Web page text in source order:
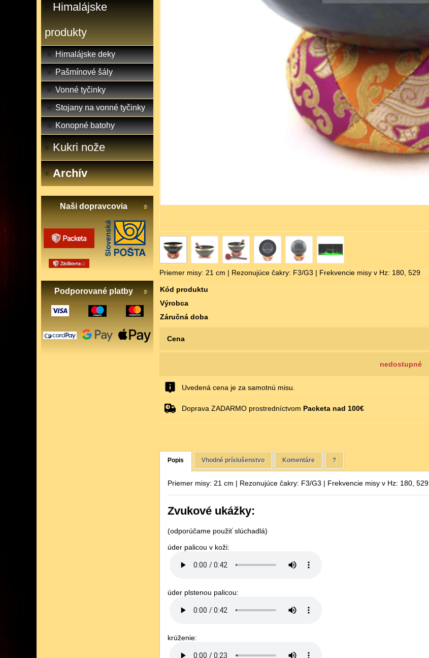
Himalájske
produkty
Himalájske deky
Pašmínové šály
Vonné tyčinky
Stojany na vonné tyčinky
Konopné batohy
Kukri nože
Archív
Naši dopravcovia
Podporované platby
Priemer misy: 21 cm | Rezonujúce čakry: F3/G3 | Frekvencie misy v Hz: 180, 529
Kód produktu
Výrobca
Záručná doba
Cena
nedostupné
Uvedená cena je za samotnú misu.
Doprava ZADARMO prostredníctvom Packeta nad 100€
Popis Vhodné príslušenstvo Komentáre ?
Priemer misy: 21 cm | Rezonujúce čakry: F3/G3 | Frekvencie misy v Hz: 180, 529
Zvukové ukážky:
(odporúčame použiť slúchadlá)
úder palicou v koži:
úder plstenou palicou:
krúženie: